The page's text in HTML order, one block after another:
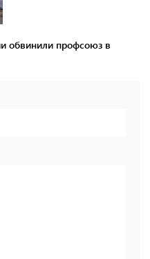
обвинили профсоюз в